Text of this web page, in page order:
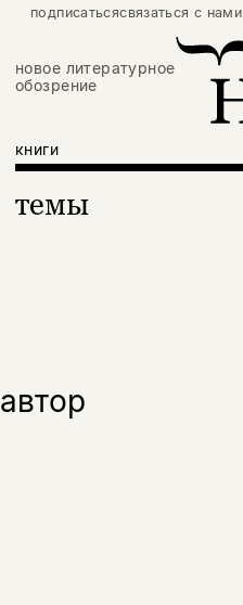
подписатьсясвязаться с нами
новое литературное
обозрение
книги
темы
автор